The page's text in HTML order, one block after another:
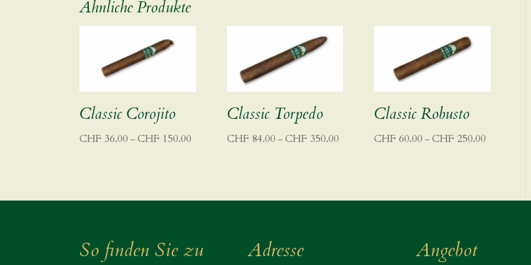
Ähnliche Produkte
Classic Corojito
CHF 36.00 –CHF 150.00 Preisspanne:
Classic Torpedo
CHF 84.00 – CHF 350.00Preisspanne:
Classic Robusto
CHF 60.00 –CHF 250.00
So finden Sie zu
Adresse Angebot